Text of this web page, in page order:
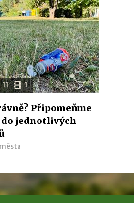
11 1
Připomeňme
do jednotlivých